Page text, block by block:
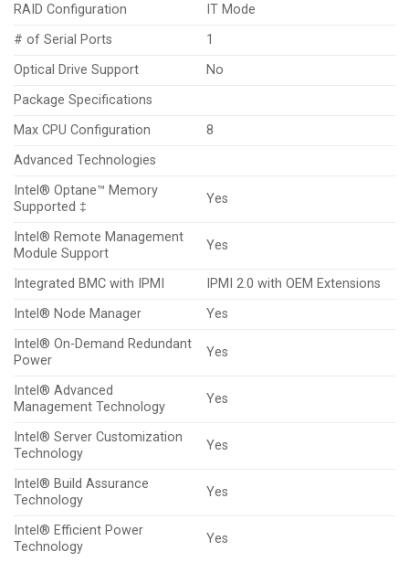
RAID Configuration
IT Mode
# of Serial Ports
1
Optical Drive Support
No
Package Specifications
Max CPU Configuration
8
Advanced Technologies
Intel® Optane™ Memory
Supported ‡
Yes
Intel® Remote Management
Module Support
Yes
Integrated BMC with IPMI
IPMI 2.0 with OEM Extensions
Intel® Node Manager
Yes
Intel® On-Demand Redundant
Power
Yes
Intel® Advanced
Management Technology
Yes
Intel® Server Customization
Technology
Yes
Intel® Build Assurance
Technology
Yes
Intel® Efficient Power
Technology
Yes